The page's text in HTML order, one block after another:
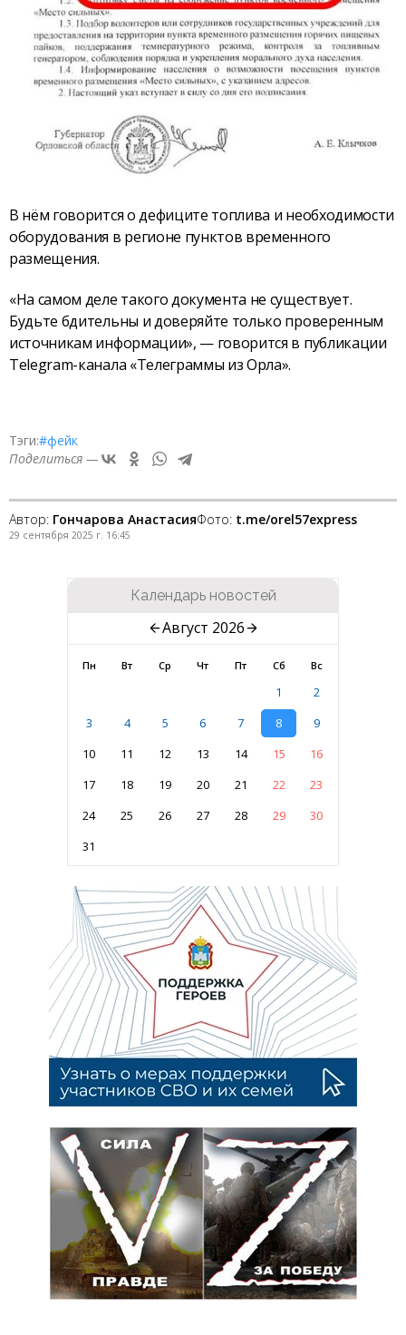
В нём говорится о дефиците топлива и необходимости
оборудования в регионе пунктов временного
размещения.
«На самом деле такого документа не существует.
Будьте бдительны и доверяйте только проверенным
источникам информации», — говорится в публикации
Telegram-канала «Телеграммы из Орла».
Тэги:#фейк
Поделиться —
Автор: Гончарова АнастасияФото: t.me/orel57express
29 сентября 2025 г. 16:45
Календарь новостей
Август 2026
Пн Вт Ср Чт Пт Сб Вс
1
2
3
4 5 6 7 8
9
10
11 12 13 14 15
16
17
18 19 20 21 22
23
24
25 26 27 28 29
30
31